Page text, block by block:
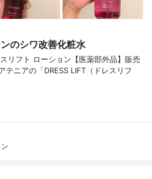
のシワ改善化粧水
リフト ローション【医薬部外品】販売
テニアの「DRESS LIFT（ドレスリフ